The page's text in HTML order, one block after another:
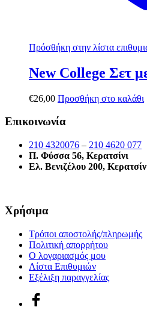
Πρόσθήκη στην λίστα
New College Σετ
€26,00 Προσθήκη στο καλάθι
Επικοινωνία
210 4320076 – 210 4620 077
Π. Φύσσα 56, Κερατσίνι
Ελ. Βενιζέλου 200,
Χρήσιμα
Τρόποι αποστολής/πληρωμής
Πολιτική απορρήτου
Ο λογαριασμός μου
Λίστα Επιθυμιών
Εξέλιξη παραγγελίας